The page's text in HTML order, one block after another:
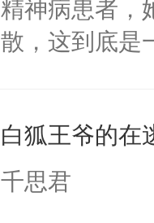
竭虑，但异域
宴包裹里，有
武流苏势要查
忙，武流苏
经起伏，在成
精神病患者，
散，这到底是
白狐王爷的在
千思君